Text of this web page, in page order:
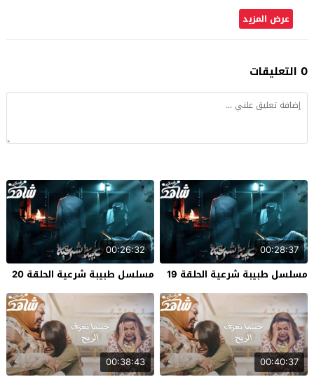
عرض المزيد
0 التعليقات
00:28:37
مسلسل طبيبة شرعية الحلقة 19
00:26:32
مسلسل طبيبة شرعية الحلقة 20
00:40:37
00:38:43